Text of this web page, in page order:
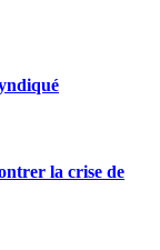
la crise de